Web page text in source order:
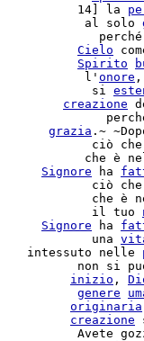
14] la
al solo
Cielo
Spirito
l'onore
si
creazione
grazia .~
ciò
che è
Signore ha
ciò
che è
il tuo
Signore ha
una
intessuto nelle
non si
inizio ,
genere
originaria
creazione
Avete